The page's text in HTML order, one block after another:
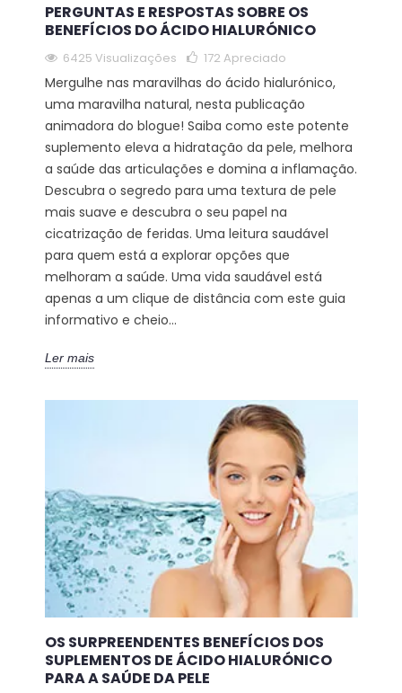
PERGUNTAS E RESPOSTAS SOBRE OS
BENEFÍCIOS DO ÁCIDO HIALURÓNICO
6425 Visualizações 172 Apreciado
Mergulhe nas maravilhas do ácido hialurónico,
uma maravilha natural, nesta publicação
animadora do blogue! Saiba como este potente
suplemento eleva a hidratação da pele, melhora
a saúde das articulações e domina a inflamação.
Descubra o segredo para uma textura de pele
mais suave e descubra o seu papel na
cicatrização de feridas. Uma leitura saudável
para quem está a explorar opções que
melhoram a saúde. Uma vida saudável está
apenas a um clique de distância com este guia
informativo e cheio...
Ler mais
OS SURPREENDENTES BENEFÍCIOS DOS
SUPLEMENTOS DE ÁCIDO HIALURÓNICO
PARA A SAÚDE DA PELE